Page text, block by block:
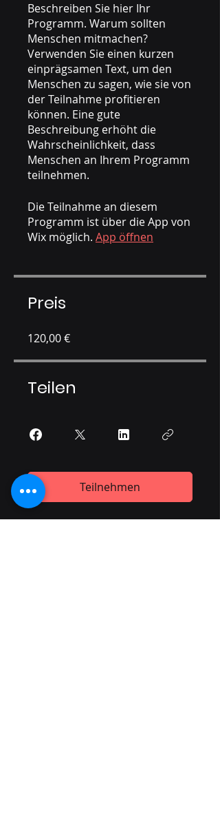
Beschreiben Sie hier Ihr
Programm. Warum sollten
Menschen mitmachen?
Verwenden Sie einen kurzen
einprägsamen Text, um den
Menschen zu sagen, wie sie von
der Teilnahme profitieren
können. Eine gute
Beschreibung erhöht die
Wahrscheinlichkeit, dass
Menschen an Ihrem Programm
teilnehmen.
Die Teilnahme an diesem
Programm ist über die App von
Wix möglich. App öffnen
Preis
120,00 €
Teilen
Teilnehmen